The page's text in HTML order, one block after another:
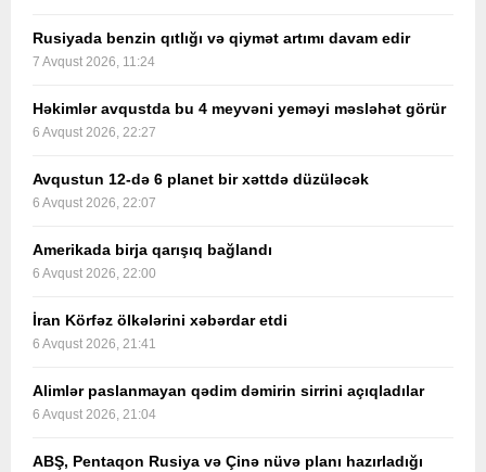
Rusiyada benzin qıtlığı və qiymət artımı davam edir
7 Avqust 2026, 11:24
Həkimlər avqustda bu 4 meyvəni yeməyi məsləhət görür
6 Avqust 2026, 22:27
Avqustun 12-də 6 planet bir xəttdə düzüləcək
6 Avqust 2026, 22:07
Amerikada birja qarışıq bağlandı
6 Avqust 2026, 22:00
İran Körfəz ölkələrini xəbərdar etdi
6 Avqust 2026, 21:41
Alimlər paslanmayan qədim dəmirin sirrini açıqladılar
6 Avqust 2026, 21:04
ABŞ, Pentaqon Rusiya və Çinə nüvə planı hazırladığı